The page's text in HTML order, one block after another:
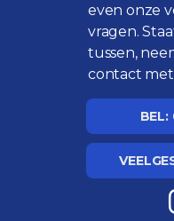
even onze
vragen.
tussen,
contact met
BEL: